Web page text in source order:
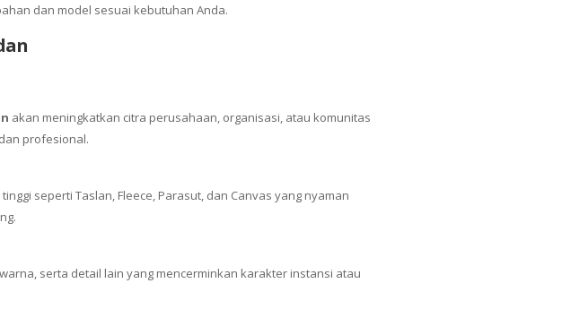
dan model sesuai kebutuhan Anda.
akan meningkatkan citra perusahaan, organisasi, atau komunitas
profesional.
seperti Taslan, Fleece, Parasut, dan Canvas yang nyaman
serta detail lain yang mencerminkan karakter instansi atau